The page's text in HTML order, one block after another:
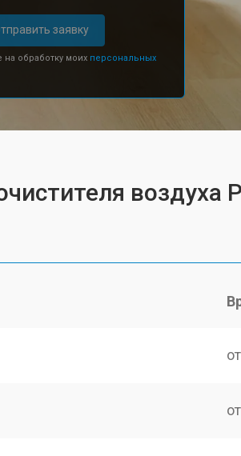
заявку
обработку моих персональных
воздуха